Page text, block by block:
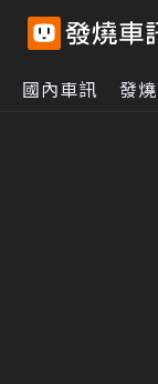
國內車訊 發